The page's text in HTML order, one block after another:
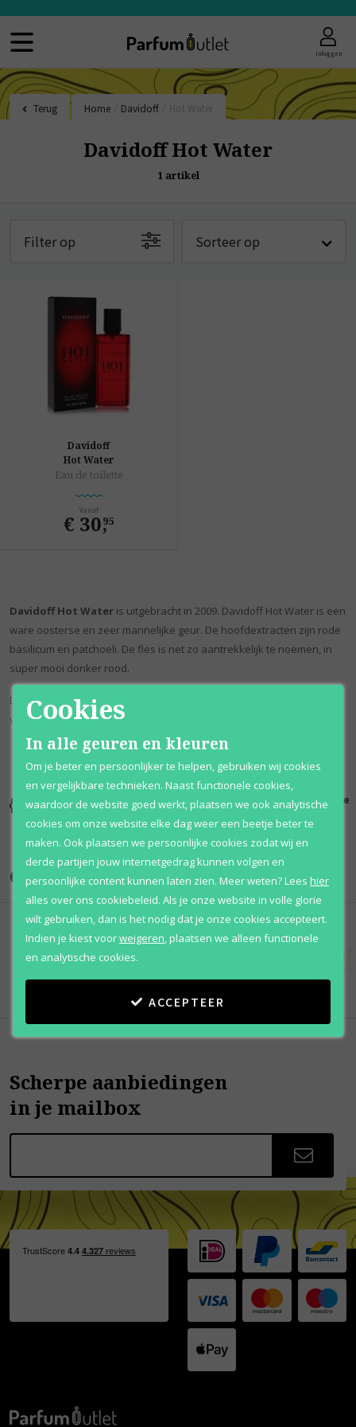
Inloggen
Terug Home Davidoff
Davidoff Hot Water
1 artikel
Filter op Sorteer op
Davidoff
Hot Water
Eau de toilette
Vanaf
€ 30,
95
Davidoff Hot Water is uitgebracht in 2009. Davidoff Hot Water is een
ware oosterse en zeer mannelijke geur. De hoofdextracten zijn rode
basilicum en patchoeli. De fles is net zo aantrekkelijk te noemen, in
super mooi donker rood.
Dé nieuwe geur van Davidoff mag HOT genoemd worden, alleen al
voor z'n populariteit.
Kortingen
tot wel 70%
Al 12 jaar
voordelig
100% originele
parfums
Onze merken
Scherpe aanbiedingen
in je mailbox
Cookies
In alle geuren en kleuren
Om je beter en persoonlijker te helpen, gebruiken wij cookies
en vergelijkbare technieken. Naast functionele cookies,
waardoor de website goed werkt, plaatsen we ook analytische
cookies om onze website elke dag weer een beetje beter te
maken. Ook plaatsen we persoonlijke cookies zodat wij en
derde partijen jouw internetgedrag kunnen volgen en
persoonlijke content kunnen laten zien. Meer weten?Lees hier
alles over ons cookiebeleid. Als je onze website in volle glorie
wilt gebruiken, dan is het nodig dat je onze cookies accepteert.
Indien je kiest voorweigeren plaatsen we alleen functionele
en analytische cookies.
ACCEPTEER